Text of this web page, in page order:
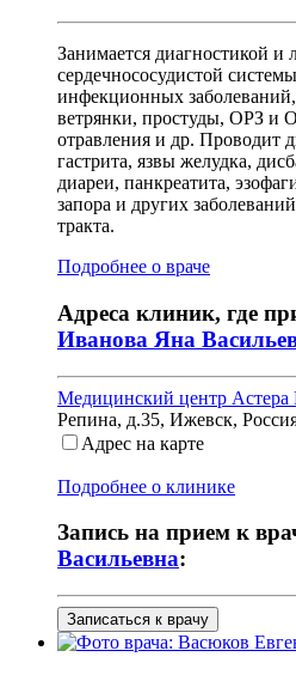
Занимается диагностикой и
сердечнососудистой
инфекционных
ветрянки, простуды, ОРЗ и
отравления и др. Проводит
гастрита, язвы желудка,
диареи, панкреатита,
запора и других
тракта.
Подробнее о враче
Адреса клиник, где
Иванова Яна
Медицинский центр
Репина, д.35, Ижевск,
Адрес на карте
Подробнее о клинике
Запись на прием к
Васильевна:
Записаться к врачу